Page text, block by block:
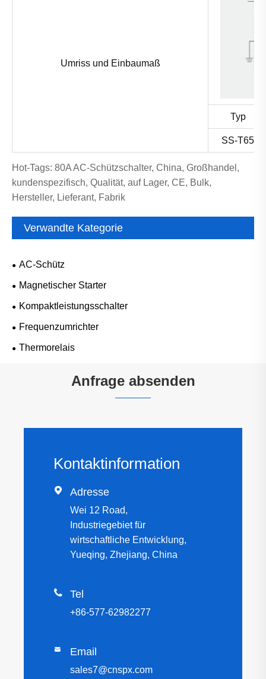
Umriss und Einbaumaß
Typ
SS-T65
Hot-Tags: 80A AC-Schützschalter, China, Großhandel,
kundenspezifisch, Qualität, auf Lager, CE, Bulk,
Hersteller, Lieferant, Fabrik
Verwandte Kategorie
AC-Schütz
Magnetischer Starter
Kompaktleistungsschalter
Frequenzumrichter
Thermorelais
Anfrage absenden
Kontaktinformation
 Adresse
Wei 12 Road,
Industriegebiet für
wirtschaftliche Entwicklung,
Yueqing, Zhejiang, China
 Tel
+86-577-62982277
 Email
sales7@cnspx.com